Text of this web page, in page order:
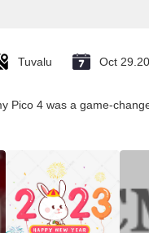
Tuvalu Oct
Pico 4 was a game-